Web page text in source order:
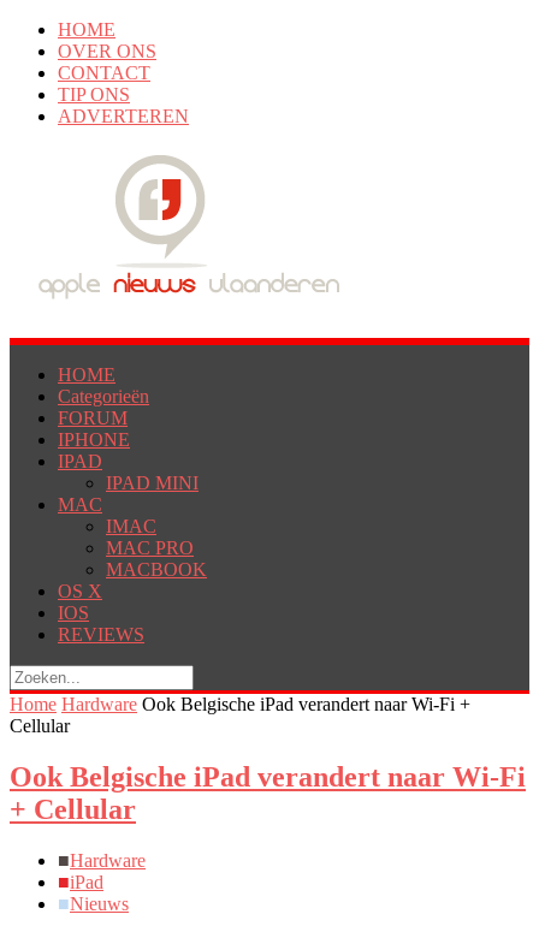
HOME
OVER ONS
CONTACT
TIP ONS
ADVERTEREN
HOME
Categorieën
FORUM
IPHONE
IPAD
IPAD MINI
MAC
IMAC
MAC PRO
MACBOOK
OS X
IOS
REVIEWS
Home Hardware Ook Belgische iPad verandert naar Wi-Fi +
Cellular
Ook Belgische iPad verandert naar Wi-Fi
+ Cellular
■Hardware
■iPad
■Nieuws